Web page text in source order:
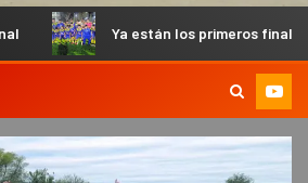
Ya están los primeros finalistas en el Petit